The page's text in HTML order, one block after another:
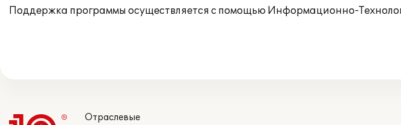
Поддержка программы осуществляется с помощью Информационно-
Отраслевые